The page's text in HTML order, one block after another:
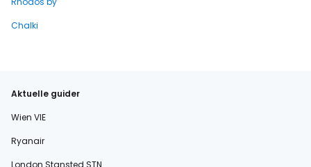
Chalki
Aktuelle guider
Wien VIE
Ryanair
London Stansted STN